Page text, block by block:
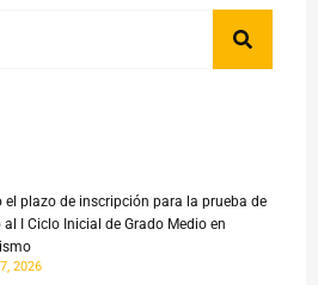
el plazo de inscripción para la prueba de
al I Ciclo Inicial de Grado Medio en
2026